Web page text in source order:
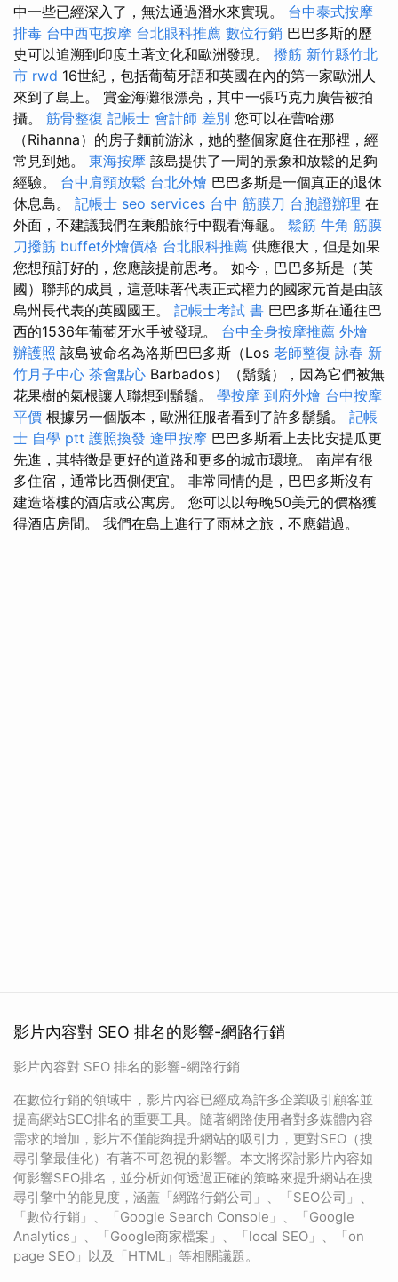
中一些已經深入了，無法通過潛水來實現。 台中泰式按摩
排毒 台中西屯按摩 台北眼科推薦 數位行銷 巴巴多斯的歷
史可以追溯到印度土著文化和歐洲發現。 撥筋 新竹縣竹北
市 rwd 16世紀，包括葡萄牙語和英國在內的第一家歐洲人
來到了島上。 賞金海灘很漂亮，其中一張巧克力廣告被拍
攝。 筋骨整復 記帳士 會計師 差別 您可以在蕾哈娜
（Rihanna）的房子麵前游泳，她的整個家庭住在那裡，經
常見到她。 東海按摩 該島提供了一周的景象和放鬆的足夠
經驗。 台中肩頸放鬆 台北外燴 巴巴多斯是一個真正的退休
休息島。 記帳士 seo services 台中 筋膜刀 台胞證辦理 在
外面，不建議我們在乘船旅行中觀看海龜。 鬆筋 牛角 筋膜
刀撥筋 buffet外燴價格 台北眼科推薦 供應很大，但是如果
您想預訂好的，您應該提前思考。 如今，巴巴多斯是（英
國）聯邦的成員，這意味著代表正式權力的國家元首是由該
島州長代表的英國國王。 記帳士考試 書 巴巴多斯在通往巴
西的1536年葡萄牙水手被發現。 台中全身按摩推薦 外燴
辦護照 該島被命名為洛斯巴巴多斯（Los 老師整復 詠春 新
竹月子中心 茶會點心 Barbados）（鬍鬚），因為它們被無
花果樹的氣根讓人聯想到鬍鬚。 學按摩 到府外燴 台中按摩
平價 根據另一個版本，歐洲征服者看到了許多鬍鬚。 記帳
士 自學 ptt 護照換發 逢甲按摩 巴巴多斯看上去比安提瓜更
先進，其特徵是更好的道路和更多的城市環境。 南岸有很
多住宿，通常比西側便宜。 非常同情的是，巴巴多斯沒有
建造塔樓的酒店或公寓房。 您可以以每晚50美元的價格獲
得酒店房間。 我們在島上進行了雨林之旅，不應錯過。
影片內容對 SEO 排名的影響-網路行銷
影片內容對 SEO 排名的影響-網路行銷
在數位行銷的領域中，影片內容已經成為許多企業吸引顧客並
提高網站SEO排名的重要工具。隨著網路使用者對多媒體內容
需求的增加，影片不僅能夠提升網站的吸引力，更對SEO（搜
尋引擎最佳化）有著不可忽視的影響。本文將探討影片內容如
何影響SEO排名，並分析如何透過正確的策略來提升網站在搜
尋引擎中的能見度，涵蓋「網路行銷公司」、「SEO公司」、
「數位行銷」、「Google Search Console」、「Google
Analytics」、「Google商家檔案」、「local SEO」、「on
page SEO」以及「HTML」等相關議題。